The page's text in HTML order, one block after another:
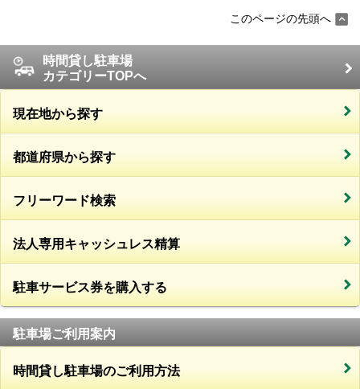
このページの先頭へ
時間貸し駐車場
カテゴリーTOPへ
現在地から探す
都道府県から探す
フリーワード検索
法人専用キャッシュレス精算
駐車サービス券を購入する
駐車場ご利用案内
時間貸し駐車場のご利用方法